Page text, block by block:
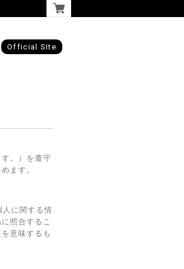
Official Site
。）を遵守
ます。
に関する情
照合するこ
意味するも